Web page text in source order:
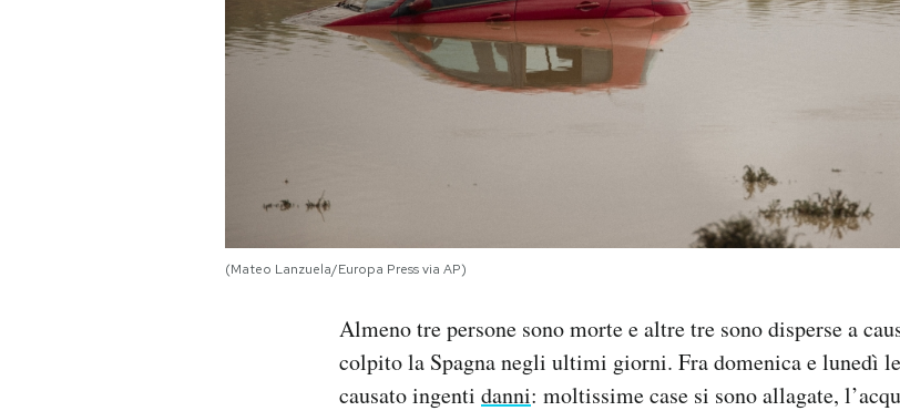
(Mateo Lanzuela/Europa Press via AP)
Almeno tre persone sono morte e altre tre sono disperse a
colpito la Spagna negli ultimi giorni. Fra domenica e lunedì
causato ingenti danni: moltissime case si sono allagate,